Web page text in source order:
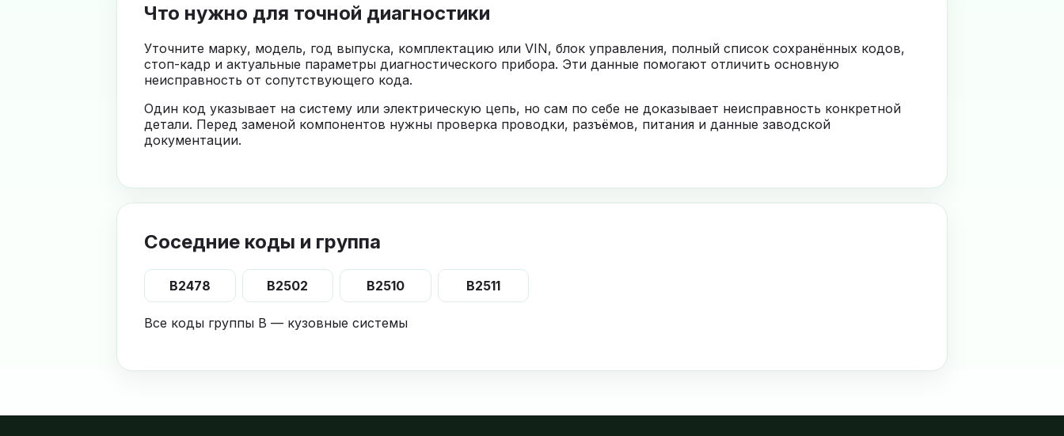
Что нужно для точной диагностики
Уточните марку, модель, год выпуска, комплектацию или VIN, блок управления, полный список сохранённых кодов,
стоп-кадр и актуальные параметры диагностического прибора. Эти данные помогают отличить основную
неисправность от сопутствующего кода.
Один код указывает на систему или электрическую цепь, но сам по себе не доказывает неисправность конкретной
детали. Перед заменой компонентов нужны проверка проводки, разъёмов, питания и данные заводской
документации.
Соседние коды и группа
B2478 B2502 B2510 B2511
Все коды группы B — кузовные системы